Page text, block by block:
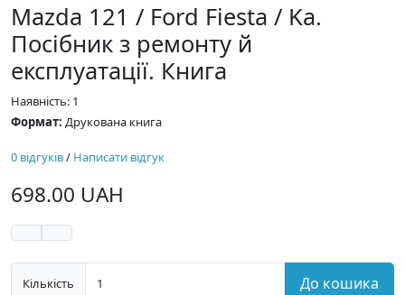
Mazda 121 / Ford Fiesta / Kа.
Посібник з ремонту й
експлуатації. Книга
Наявність: 1
Формат: Друкована книга
0 відгуків/ Написати відгук
698.00 UAH
Кількість До кошика